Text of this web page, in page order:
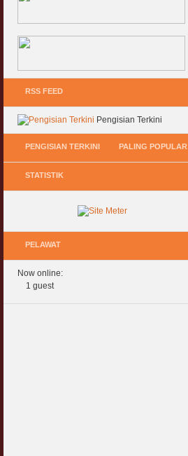
RSS FEED
Pengisian Terkini
PENGISIAN TERKINI PALING POPULAR
Keperluan GIG Ekonomi Semasa & Selepas
COVID & PKP
Pasca COVID, Bantu IKS Mikro Turunkan
Harga Iklan Media
Morarorium 6 Bulan Dikecualikan 'Accrued
Hukum Onani Lelaki & Wanita
07 February 2007
Facebook Dapat RM100
27 February 2010
Multi Level Marketing Menurut Shariah
08 April 2007
STATISTIK
PELAWAT
Now online:
1 guest